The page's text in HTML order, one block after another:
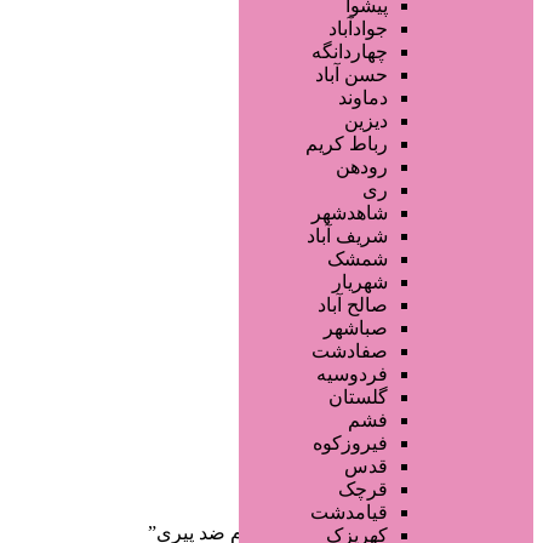
تجهیزات سالن زیبایی
محصولات پوست
محصولات مو
محصولات آرایشی
خدمات دندانپزشکی
سایر خدمات
پیشوا
جوادآباد
چهاردانگه
حسن آباد
دماوند
دیزین
رباط کریم
رودهن
ری
شاهدشهر
شریف آباد
شمشک
شهریار
صالح آباد
صباشهر
صفادشت
فردوسیه
گلستان
فشم
فیروزکوه
قدس
قرچک
قیامدشت
کهریزک
صفحه اصلی
آگهی انبوه
طراحی سایت
صفحه اختصاصی
لیست سایتهای تبلیغاتی
دسته‌بندی‌ها
/ محصولات برچسب خورده “سرم ضد پیری”